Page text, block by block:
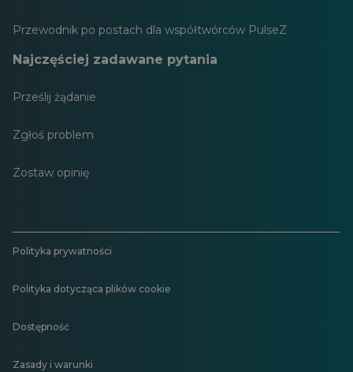
Przewodnik po postach dla współtwórców PulseZ
Najczęściej zadawane pytania
Prześlij żądanie
Zgłoś problem
Zostaw opinię
Polityka prywatności
Polityka dotycząca plików cookie
Dostępność
Zasady i warunki